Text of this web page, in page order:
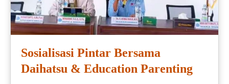
Sosialisasi Pintar Bersama
Daihatsu & Education Parenting